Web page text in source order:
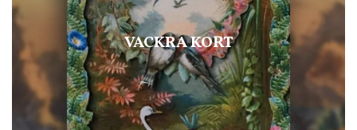
VACKRA KORT